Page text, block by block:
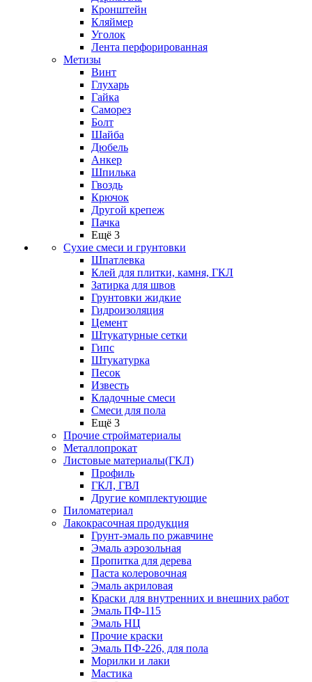
Кронштейн
Кляймер
Уголок
Лента перфорированная
Метизы
Винт
Глухарь
Гайка
Саморез
Болт
Шайба
Дюбель
Анкер
Шпилька
Гвоздь
Крючок
Другой крепеж
Пачка
Ещё 3
Сухие смеси и грунтовки
Шпатлевка
Клей для плитки, камня, ГКЛ
Затирка для швов
Грунтовки жидкие
Гидроизоляция
Цемент
Штукатурные сетки
Гипс
Штукатурка
Песок
Известь
Кладочные смеси
Смеси для пола
Ещё 3
Прочие стройматериалы
Металлопрокат
Листовые материалы(ГКЛ)
Профиль
ГКЛ, ГВЛ
Другие комплектующие
Пиломатериал
Лакокрасочная продукция
Грунт-эмаль по ржавчине
Эмаль аэрозольная
Пропитка для дерева
Паста колеровочная
Эмаль акриловая
Краски для внутренних и внешних работ
Эмаль ПФ-115
Эмаль НЦ
Прочие краски
Эмаль ПФ-226, для пола
Морилки и лаки
Мастика